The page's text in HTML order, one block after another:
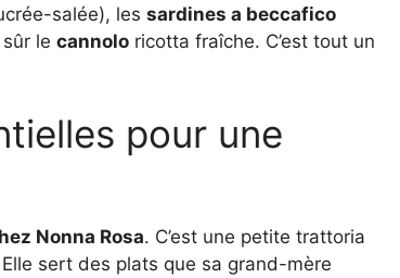
salée), les sardines a beccafico
le cannolo ricotta fraîche. C’est tout un
pour une
Nonna Rosa. C’est une petite trattoria
sert des plats que sa grand-mère